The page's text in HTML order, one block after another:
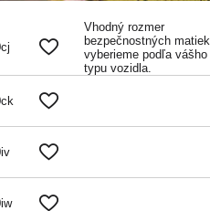
Vhodný rozmer
bezpečnostných matiek
vyberieme podľa vášho
typu vozidla.